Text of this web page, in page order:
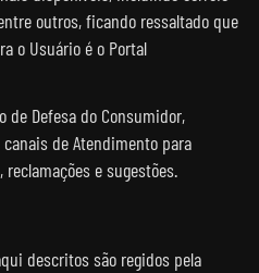
outros, ficando ressaltado que
o Usuário é o Portal
de Defesa do Consumidor,
de Atendimento para
e sugestões.
descritos são regidos pela